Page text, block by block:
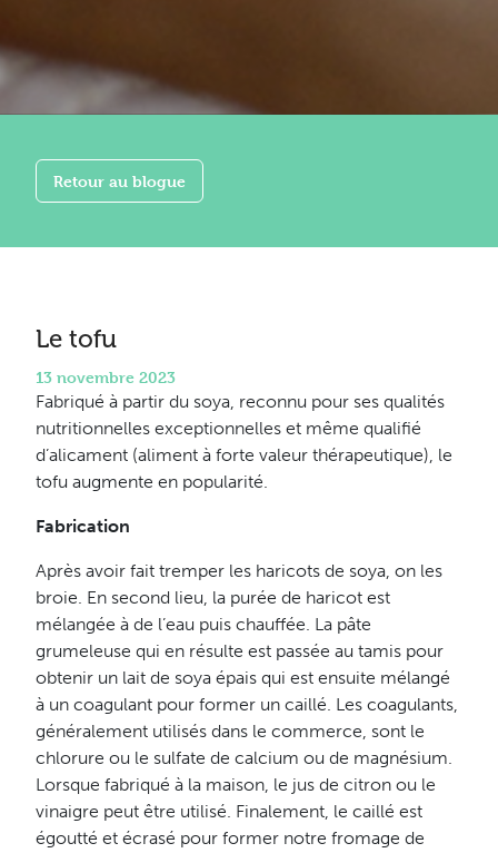
Retour au blogue
Le tofu
13 novembre 2023
Fabriqué à partir du soya, reconnu pour ses qualités
nutritionnelles exceptionnelles et même qualifié
d’alicament (aliment à forte valeur thérapeutique), le
tofu augmente en popularité.
Fabrication
Après avoir fait tremper les haricots de soya, on les
broie. En second lieu, la purée de haricot est
mélangée à de l’eau puis chauffée. La pâte
grumeleuse qui en résulte est passée au tamis pour
obtenir un lait de soya épais qui est ensuite mélangé
à un coagulant pour former un caillé. Les coagulants,
généralement utilisés dans le commerce, sont le
chlorure ou le sulfate de calcium ou de magnésium.
Lorsque fabriqué à la maison, le jus de citron ou le
vinaigre peut être utilisé. Finalement, le caillé est
égoutté et écrasé pour former notre fromage de